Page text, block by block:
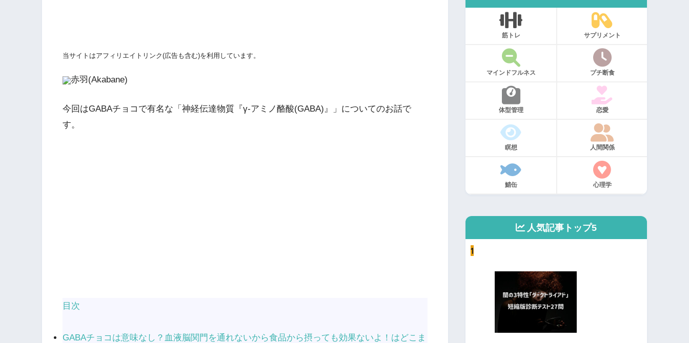
当サイトはアフィリエイトリンク(広告も含む)を利用しています。
赤羽(Akabane)
今回はGABAチョコで有名な「神経伝達物質『γ-アミノ酪酸(GABA)』」についてのお話で
す。
目次
GABAチョコは意味なし？血液脳関門を通れないから食品から摂っても効果ないよ！はどこま
筋トレ サプリメント
マインドフルネス プチ断食
体型管理 恋愛
瞑想 人間関係
鯖缶 心理学
人気記事トップ5
1